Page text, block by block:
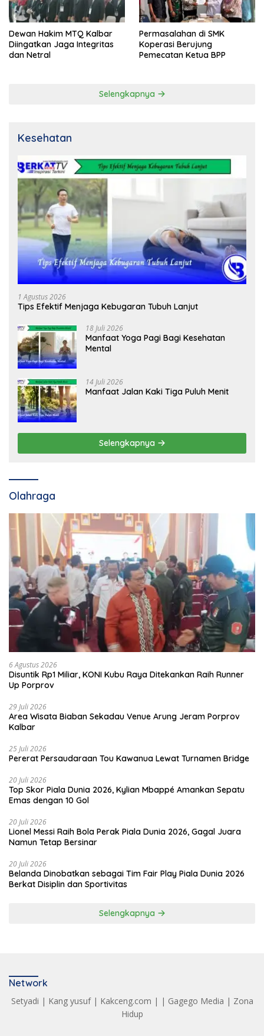
Dewan Hakim MTQ Kalbar
Diingatkan Jaga Integritas
dan Netral
Permasalahan di SMK
Koperasi Berujung
Pemecatan Ketua BPP
Selengkapnya
Kesehatan
1 Agustus 2026
Tips Efektif Menjaga Kebugaran Tubuh Lanjut
18 Juli 2026
Manfaat Yoga Pagi Bagi Kesehatan
Mental
14 Juli 2026
Manfaat Jalan Kaki Tiga Puluh Menit
Selengkapnya
Olahraga
6 Agustus 2026
Disuntik Rp1 Miliar, KONI Kubu Raya Ditekankan Raih Runner
Up Porprov
29 Juli 2026
Area Wisata Biaban Sekadau Venue Arung Jeram Porprov
Kalbar
25 Juli 2026
Pererat Persaudaraan Tou Kawanua Lewat Turnamen Bridge
20 Juli 2026
Top Skor Piala Dunia 2026, Kylian Mbappé Amankan Sepatu
Emas dengan 10 Gol
20 Juli 2026
Lionel Messi Raih Bola Perak Piala Dunia 2026, Gagal Juara
Namun Tetap Bersinar
20 Juli 2026
Belanda Dinobatkan sebagai Tim Fair Play Piala Dunia 2026
Berkat Disiplin dan Sportivitas
Selengkapnya
Network
Setyadi | Kang yusuf| Kakceng.com | | Gagego Media | Zona
Hidup